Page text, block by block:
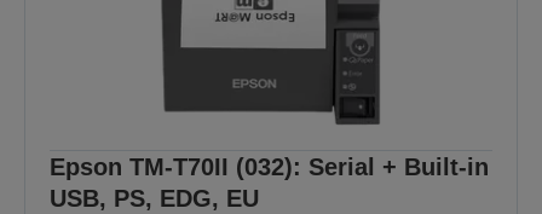
Epson TM-T70II (032): Serial + Built-in
USB, PS, EDG, EU